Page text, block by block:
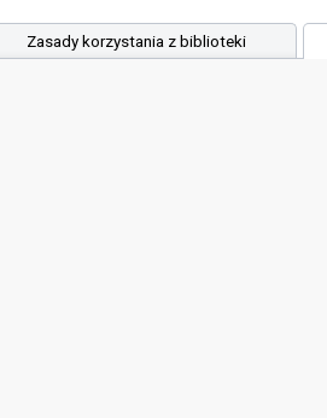
Zasady korzystania z biblioteki